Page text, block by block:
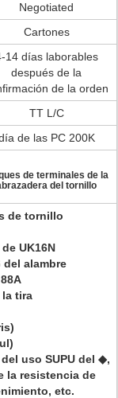
Negotiated
Cartones
14 días laborables
después de la
de la orden
TT L/C
de las PC 200K
de terminales de la
del tornillo
de tornillo
UK16N
del alambre
la tira
uso SUPU del ◆,
la resistencia de
etc.